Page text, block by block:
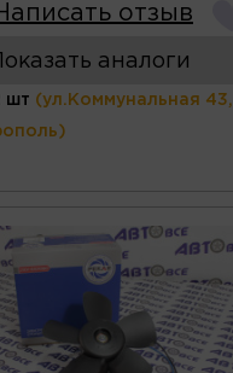
отзыв
аналоги
шт (ул.Коммунальная 43,